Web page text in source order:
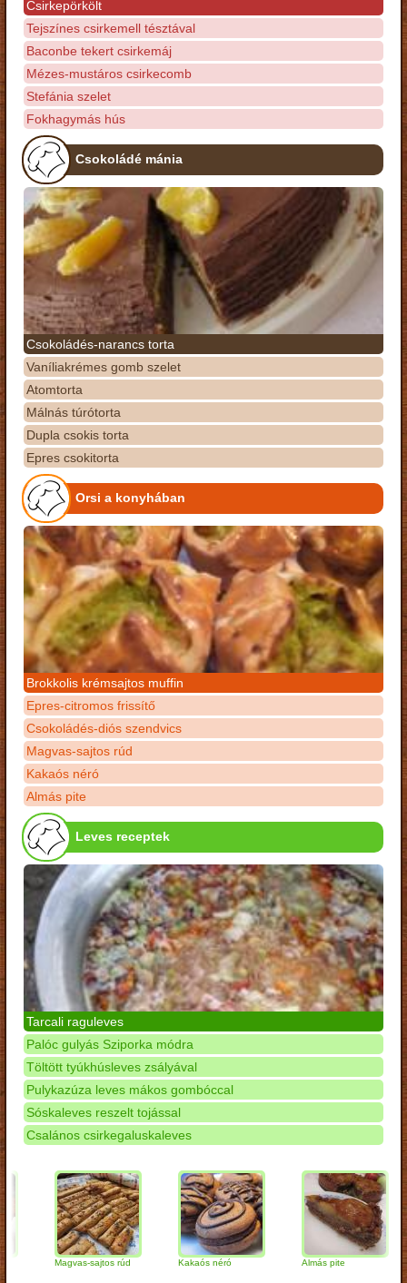
Csirkepörkölt
Tejszínes csirkemell tésztával
Baconbe tekert csirkemáj
Mézes-mustáros csirkecomb
Stefánia szelet
Fokhagymás hús
Csokoládé mánia
Csokoládés-narancs torta
Vaníliakrémes gomb szelet
Atomtorta
Málnás túrótorta
Dupla csokis torta
Epres csokitorta
Orsi a konyhában
Brokkolis krémsajtos muffin
Epres-citromos frissítő
Csokoládés-diós szendvics
Magvas-sajtos rúd
Kakaós néró
Almás pite
Leves receptek
Tarcali raguleves
Palóc gulyás Sziporka módra
Töltött tyúkhúsleves zsályával
Pulykazúza leves mákos gombóccal
Sóskaleves reszelt tojással
Csalános csirkegaluskaleves
Magvas-sajtos rúd Kakaós néró Almás pite